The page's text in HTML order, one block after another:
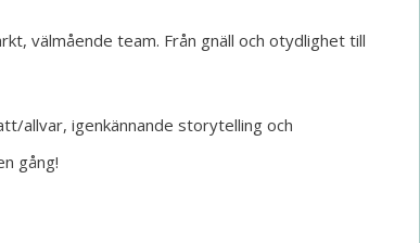
välmående team. Från gnäll och otydlighet till
allvar, igenkännande storytelling och
gång!